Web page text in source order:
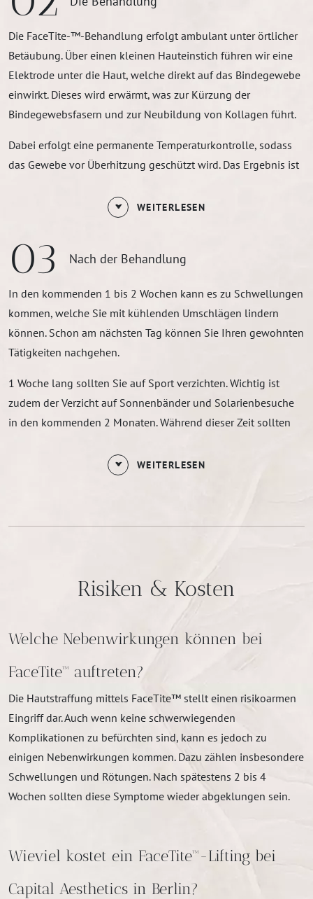
Die FaceTite-™-Behandlung erfolgt ambulant unter örtlicher
Betäubung. Über einen kleinen Hauteinstich führen wir eine
Elektrode unter die Haut, welche direkt auf das Bindegewebe
einwirkt. Dieses wird erwärmt, was zur Kürzung der
Bindegewebsfasern und zur Neubildung von Kollagen führt.
Dabei erfolgt eine permanente Temperaturkontrolle, sodass
das Gewebe vor Überhitzung geschützt wird. Das Ergebnis ist
etwa 30 bis 60 Minuten. Unmittelbar danach sind Sie wieder
WEITERLESEN
03 Nach der Behandlung
In den kommenden 1 bis 2 Wochen kann es zu Schwellungen
kommen, welche Sie mit kühlenden Umschlägen lindern
können. Schon am nächsten Tag können Sie Ihren gewohnten
Tätigkeiten nachgehen.
1 Woche lang sollten Sie auf Sport verzichten. Wichtig ist
zudem der Verzicht auf Sonnenbänder und Solarienbesuche
in den kommenden 2 Monaten. Während dieser Zeit sollten
WEITERLESEN
Risiken & Kosten
Welche Nebenwirkungen können bei
FaceTite™ auftreten?
Die Hautstraffung mittels FaceTite™ stellt einen risikoarmen
Eingriff dar. Auch wenn keine schwerwiegenden
Komplikationen zu befürchten sind, kann es jedoch zu
einigen Nebenwirkungen kommen. Dazu zählen insbesondere
Schwellungen und Rötungen. Nach spätestens 2 bis 4
Wochen sollten diese Symptome wieder abgeklungen sein.
Wieviel kostet ein FaceTite™-Lifting bei
Capital Aesthetics in Berlin?